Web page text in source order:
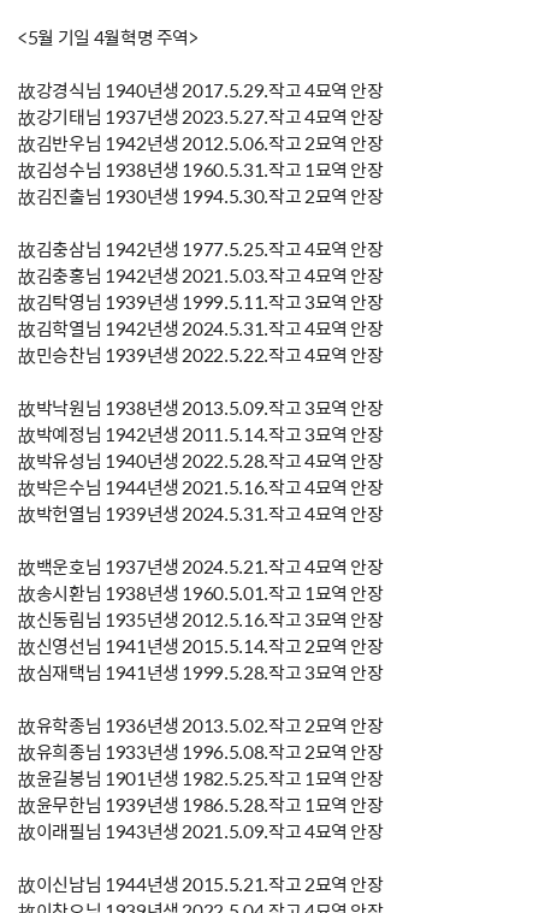
<5월 기일 4월혁명 주역>
故강경식님 1940년생 2017.5.29.작고 4묘역 안장
故강기태님 1937년생 2023.5.27.작고 4묘역 안장
故김반우님 1942년생 2012.5.06.작고 2묘역 안장
故김성수님 1938년생 1960.5.31.작고 1묘역 안장
故김진출님 1930년생 1994.5.30.작고 2묘역 안장
故김충삼님 1942년생 1977.5.25.작고 4묘역 안장
故김충홍님 1942년생 2021.5.03.작고 4묘역 안장
故김탁영님 1939년생 1999.5.11.작고 3묘역 안장
故김학열님 1942년생 2024.5.31.작고 4묘역 안장
故민승찬님 1939년생 2022.5.22.작고 4묘역 안장
故박낙원님 1938년생 2013.5.09.작고 3묘역 안장
故박예정님 1942년생 2011.5.14.작고 3묘역 안장
故박유성님 1940년생 2022.5.28.작고 4묘역 안장
故박은수님 1944년생 2021.5.16.작고 4묘역 안장
故박헌열님 1939년생 2024.5.31.작고 4묘역 안장
故백운호님 1937년생 2024.5.21.작고 4묘역 안장
故송시환님 1938년생 1960.5.01.작고 1묘역 안장
故신동림님 1935년생 2012.5.16.작고 3묘역 안장
故신영선님 1941년생 2015.5.14.작고 2묘역 안장
故심재택님 1941년생 1999.5.28.작고 3묘역 안장
故유학종님 1936년생 2013.5.02.작고 2묘역 안장
故유희종님 1933년생 1996.5.08.작고 2묘역 안장
故윤길봉님 1901년생 1982.5.25.작고 1묘역 안장
故윤무한님 1939년생 1986.5.28.작고 1묘역 안장
故이래필님 1943년생 2021.5.09.작고 4묘역 안장
故이신남님 1944년생 2015.5.21.작고 2묘역 안장